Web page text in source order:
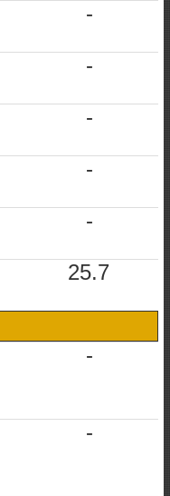
-
-
-
-
-
25.7
-
-